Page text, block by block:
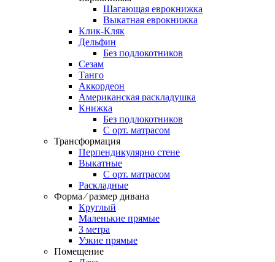
Шагающая еврокнижка
Выкатная еврокнижка
Клик-Кляк
Дельфин
Без подлокотников
Сезам
Танго
Аккордеон
Американская раскладушка
Книжка
Без подлокотников
С орт. матрасом
Трансформация
Перпендикулярно стене
Выкатные
С орт. матрасом
Раскладные
Форма ⁄ размер дивана
Круглый
Маленькие прямые
3 метра
Узкие прямые
Помещение